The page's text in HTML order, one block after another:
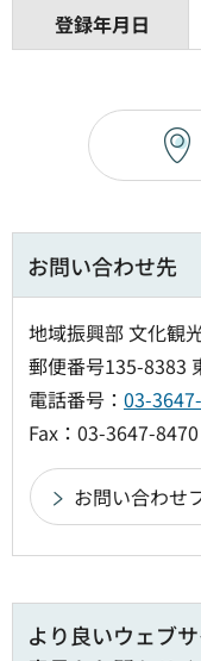
登録年月日
お問い合わせ先
地域振興部 文化観
郵便番号135-8383
電話番号： 03-
Fax：03-3647-8470
より良いウェブ